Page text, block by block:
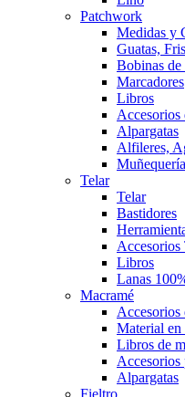
Patchwork
Medidas y
Guatas,
Bobinas
Marcadores
Libros
Accesorios
Alpargatas
Alfileres,
Muñequería
Telar
Telar
Bastidores
Accesorios
Libros
Lanas
Macramé
Accesorios
Material en
Libros de
Accesorios
Alpargatas
Fieltro